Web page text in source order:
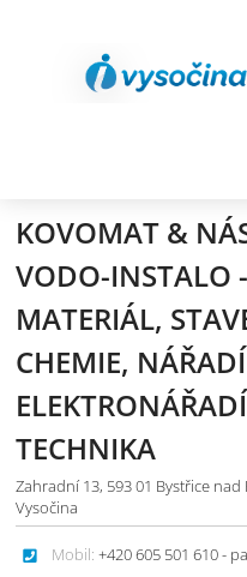
KOVOMAT &
VODO-INSTALO
MATERIÁL,
CHEMIE,
TECHNIKA
Zahradní 13, 593 01 Bystřice
Vysočina
Mobil: +420 605 501 610 -